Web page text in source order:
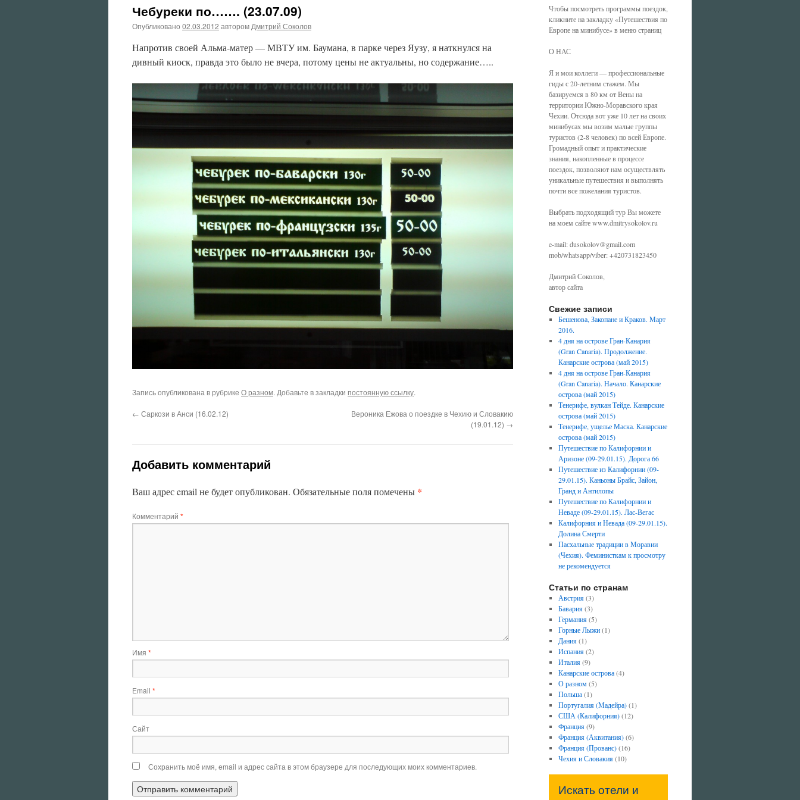
Чебуреки по……. (23.07.09)
Опубликовано 02.03.2012 автором Дмитрий Соколов
Напротив своей Альма-матер — МВТУ им. Баумана, в парке через Яузу, я наткнулся на
дивный киоск, правда это было не вчера, потому цены не актуальны, но содержание…..
Запись опубликована в рубрике О разном. Добавьте в закладки постоянную ссылку.
← Саркози в Анси (16.02.12)
Вероника Ежова о поездке в Чехию и Словакию
(19.01.12) →
Добавить комментарий
Ваш адрес email не будет опубликован. Обязательные поля помечены *
Комментарий *
Имя *
Email *
Сайт
Сохранить моё имя, email и адрес сайта в этом браузере для последующих моих комментариев.
Чтобы посмотреть программы поездок,
кликните на закладку «Путешествия по
Европе на минибусе» в меню страниц
О НАС
Я и мои коллеги — профессиональные
гиды с 20-летним стажем. Мы
базируемся в 80 км от Вены на
территории Южно-Моравского края
Чехии. Отсюда вот уже 10 лет на своих
минибусах мы возим малые группы
туристов (2-8 человек) по всей Европе.
Громадный опыт и практические
знания, накопленные в процессе
поездок, позволяют нам осуществлять
уникальные путешествия и выполнять
почти все пожелания туристов.
Выбрать подходящий тур Вы можете
на моем сайте www.dmitrysokolov.ru
e-mail: dusokolov@gmail.com
mob/whatsapp/viber: +420731823450
Дмитрий Соколов,
автор сайта
Свежие записи
Бешенова, Закопане и Краков. Март
2016.
4 дня на острове Гран-Канария
(Gran Canaria). Продолжение.
Канарские острова (май 2015)
4 дня на острове Гран-Канария
(Gran Canaria). Начало. Канарские
острова (май 2015)
Тенерифе, вулкан Тейде. Канарские
острова (май 2015)
Тенерифе, ущелье Маска. Канарские
острова (май 2015)
Путешествие по Калифорнии и
Аризоне (09-29.01.15). Дорога 66
Путешествие из Калифорнии (09-
29.01.15). Каньоны Брайс, Зайон,
Гранд и Антилопы
Путешествие по Калифорнии и
Неваде (09-29.01.15). Лас-Вегас
Калифорния и Невада (09-29.01.15).
Долина Смерти
Пасхальные традиции в Моравии
(Чехия). Феминисткам к просмотру
не рекомендуется
Статьи по странам
Австрия(3)
Бавария(3)
Германия(5)
Горные Лыжи(1)
Дания(1)
Испания(2)
Италия(9)
Канарские острова(4)
О разном(5)
Польша(1)
Португалия (Мадейра)(1)
США (Калифорния)(12)
Франция(9)
Франция (Аквитания)(6)
Франция (Прованс)(16)
Чехия и Словакия(10)
Искать отели и